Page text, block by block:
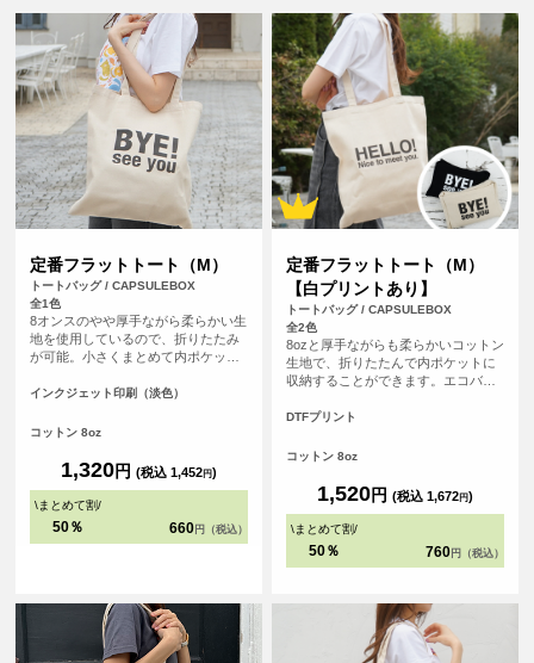
定番フラットトート（M）
トートバッグ / CAPSULEBOX
全1色
8オンスのやや厚手ながら柔らかい生
地を使用しているので、折りたたみ
が可能。小さくまとめて内ポケット
ち手が長く、肩にゆったりとかけて
容量で持ち歩きのしやすいバック
ます。
インクジェット印刷（淡色）
コットン 8oz
1,320円 (税込 1,452円)
\まとめて割/
50％ 660 円（税込）
定番フラットトート（M）
【白プリントあり】
トートバッグ / CAPSULEBOX
全2色
8ozと厚手ながらも柔らかいコットン
生地で、折りたたんで内ポケットに
収納することができます。エコバッ
ち歩きにも便利なトートバッグ、持
らゆったりかけて手を塞がずご使用
DTFプリント
コットン 8oz
1,520円 (税込 1,672円)
\まとめて割/
50％ 760 円（税込）